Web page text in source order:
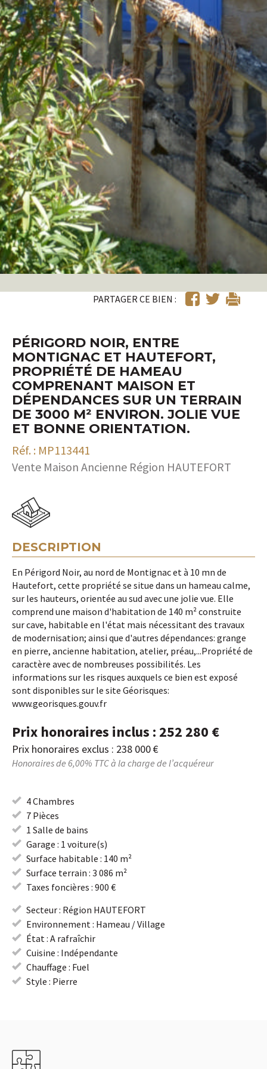
PARTAGER CE BIEN :
PÉRIGORD NOIR, ENTRE
MONTIGNAC ET HAUTEFORT,
PROPRIÉTÉ DE HAMEAU
COMPRENANT MAISON ET
DÉPENDANCES SUR UN TERRAIN
DE 3000 M² ENVIRON. JOLIE VUE
ET BONNE ORIENTATION.
Réf. : MP113441
Vente Maison Ancienne Région HAUTEFORT
DESCRIPTION
En Périgord Noir, au nord de Montignac et à 10 mn de
Hautefort, cette propriété se situe dans un hameau calme,
sur les hauteurs, orientée au sud avec une jolie vue. Elle
comprend une maison d'habitation de 140 m² construite
sur cave, habitable en l'état mais nécessitant des travaux
de modernisation; ainsi que d'autres dépendances: grange
en pierre, ancienne habitation, atelier, préau,...Propriété de
caractère avec de nombreuses possibilités. Les
informations sur les risques auxquels ce bien est exposé
sont disponibles sur le site Géorisques:
www.georisques.gouv.fr
Prix honoraires inclus : 252 280 €
Prix honoraires exclus : 238 000 €
Honoraires de 6,00% TTC à la charge de l’acquéreur
4 Chambres
7 Pièces
1 Salle de bains
Garage : 1 voiture(s)
Surface habitable : 140 m²
Surface terrain : 3 086 m²
Taxes foncières : 900 €
Secteur : Région HAUTEFORT
Environnement : Hameau / Village
État : A rafraîchir
Cuisine : Indépendante
Chauffage : Fuel
Style : Pierre